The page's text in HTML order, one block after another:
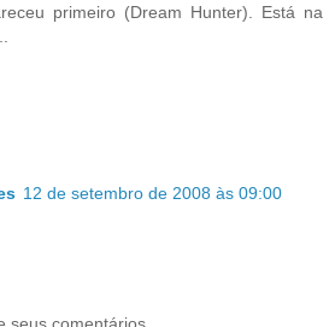
primeiro (Dream Hunter). Está na
12 de setembro de 2008 às 09:00